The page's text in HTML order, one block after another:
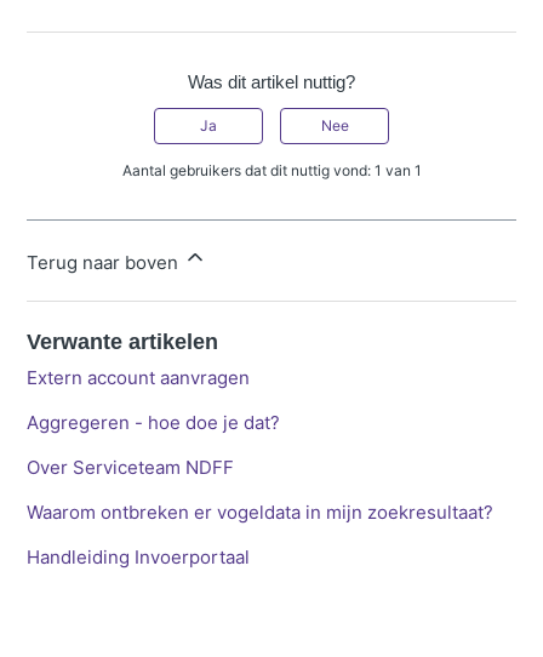
Was dit artikel nuttig?
Ja Nee
Aantal gebruikers dat dit nuttig vond: 1 van 1
Terug naar boven
Verwante artikelen
Extern account aanvragen
Aggregeren - hoe doe je dat?
Over Serviceteam NDFF
Waarom ontbreken er vogeldata in mijn zoekresultaat?
Handleiding Invoerportaal